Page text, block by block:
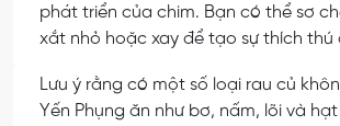
phát triển của chim. Bạn có thể sơ
xắt nhỏ hoặc xay để tạo sự thích thú
Lưu ý rằng có một số loại rau củ
Yến Phụng ăn như bơ, nấm, lõi và